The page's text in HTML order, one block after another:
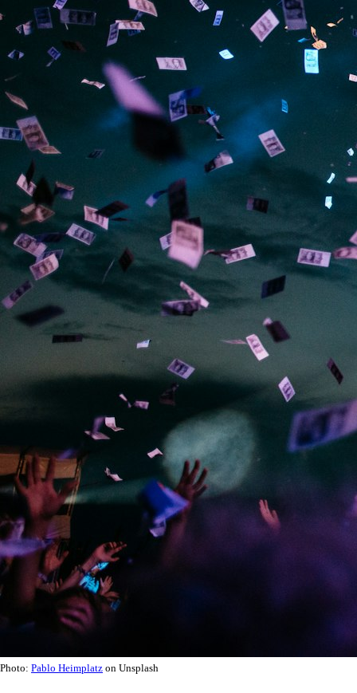
Photo: Pablo Heimplatz on Unsplash